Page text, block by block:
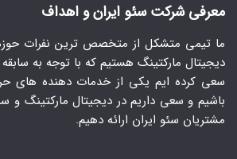
معرفی شرکت سئو ایران و اهداف
ما تیمی متشکل از متخصص ترین نفرات
دیجیتال مارکتینگ هستیم که با توجه به
سعی کرده ایم یکی از خدمات دهنده های
باشیم و سعی داریم در دیجیتال مارکتینگ و
مشتریان سئو ایران ارائه دهیم.